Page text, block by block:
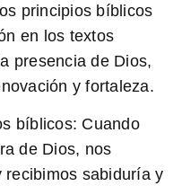
principios bíblicos
en los textos
presencia de Dios,
y fortaleza.
bíblicos: Cuando
de Dios, nos
recibimos sabiduría y